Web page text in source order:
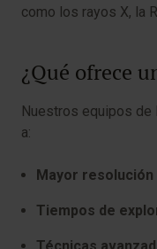
como los rayos X, la
¿Qué ofrece
Nuestros equipos de
a:
Mayor resolución
Tiempos de